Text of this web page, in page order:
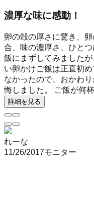
濃厚な味に感動！
卵の殻の厚さに驚き、
合、味の濃厚さ、ひと
飯にまずしてみました
い卵かけご飯は正直初
なかったので、おかわ
悔しました。 ご飯が何
詳細を見る
れーな
11/26/2017モニター